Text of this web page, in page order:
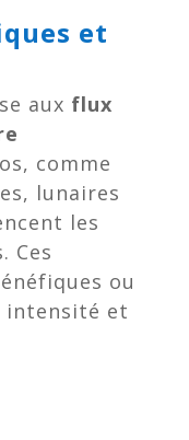
et
aux flux
comme
lunaires
les
Ces
ou
intensité et